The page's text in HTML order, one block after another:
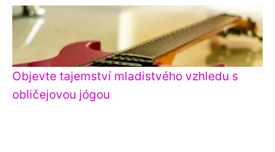
Objevte tajemství mladistvého vzhledu s
obličejovou jógou